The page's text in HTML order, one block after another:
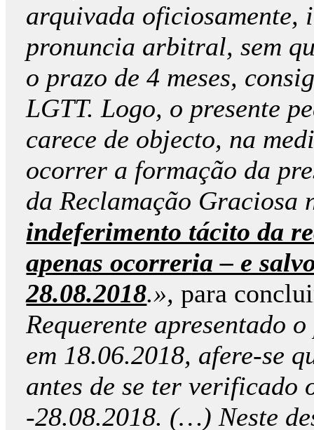
arquivada oficiosamente,
pronuncia arbitral, sem
o prazo de 4 meses,
LGTT. Logo, o presente
carece de objecto, na
ocorrer a formação da
da Reclamação
indeferimento tácito da
apenas ocorreria – e
28.08.2018.», para
Requerente apresentado
em 18.06.2018, afere-se
antes de se ter verificado
-28.08.2018. (…) Neste